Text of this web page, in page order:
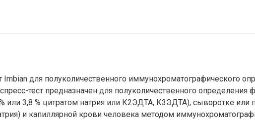
для полуколичественного иммунохроматографического
тест предназначен для полуколичественного определения
или 3,8 % цитратом натрия или К2ЭДТА, К3ЭДТА), сыворотке или
и капиллярной крови человека методом